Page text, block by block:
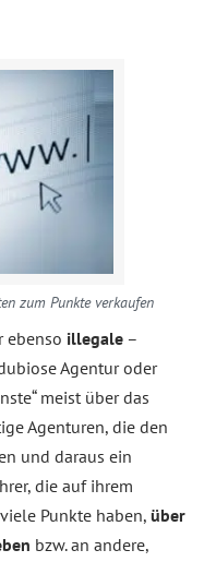
zum Punkte verkaufen
ebenso illegale –
Agentur oder
meist über das
Agenturen, die den
und daraus ein
die auf ihrem
Punkte haben, über
bzw. an andere,